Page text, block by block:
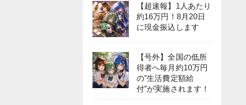
【超速報】1人あたり
約16万円！8月20日
に現金振込します
【号外】全国の低所
得者へ毎月約10万円
の”生活費定額給
付”が実施されます！